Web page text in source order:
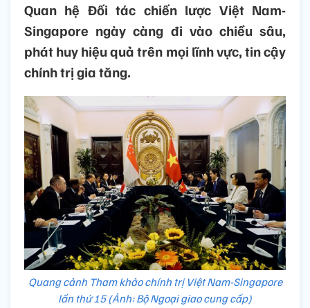
Quan hệ Đối tác chiến lược Việt Nam-
Singapore ngày càng đi vào chiều sâu,
phát huy hiệu quả trên mọi lĩnh vực, tin cậy
chính trị gia tăng.
Quang cảnh Tham khảo chính trị Việt Nam-Singapore
lần thứ 15 (Ảnh: Bộ Ngoại giao cung cấp)